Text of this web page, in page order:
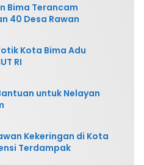
Bima Terancam
40 Desa Rawan
Kota Bima Adu
RI
untuk Nelayan
Kekeringan di Kota
Terdampak